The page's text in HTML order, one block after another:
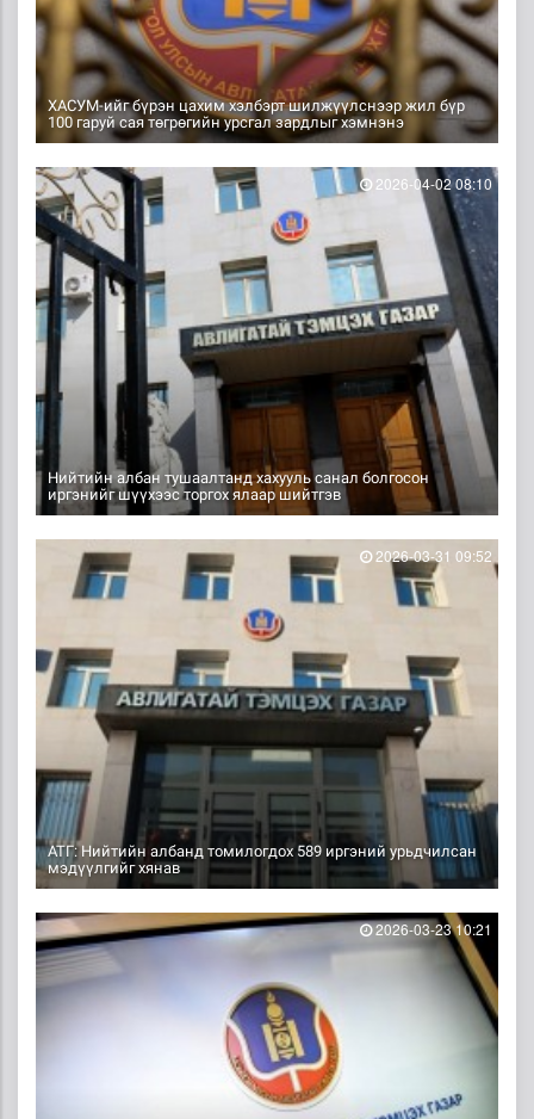
ХАСУМ-ийг бүрэн цахим хэлбэрт шилжүүлснээр жил бүр
100 гаруй сая төгрөгийн урсгал зардлыг хэмнэнэ
Нийтийн албан тушаалтанд хахууль санал болгосон
иргэнийг шүүхээс торгох ялаар шийтгэв
2026-04-02 08:10
АТГ: Нийтийн албанд томилогдох 589 иргэний урьдчилсан
мэдүүлгийг хянав
2026-03-31 09:52
2026-03-23 10:21